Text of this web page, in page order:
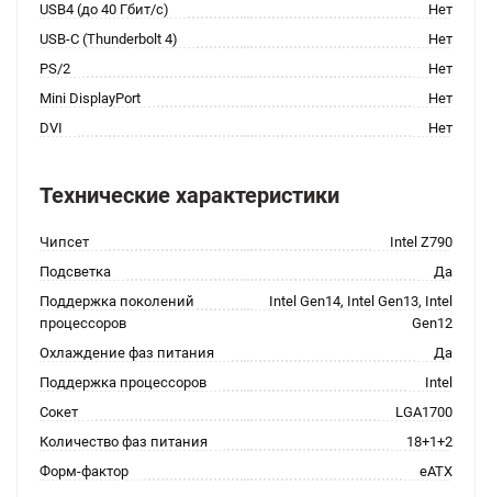
USB4 (до 40 Гбит/с)
Нет
USB-C (Thunderbolt 4)
Нет
PS/2
Нет
Mini DisplayPort
Нет
DVI
Нет
Технические характеристики
Чипсет
Intel Z790
Подсветка
Да
Поддержка поколений
процессоров
Intel Gen14, Intel Gen13, Intel
Gen12
Охлаждение фаз питания
Да
Поддержка процессоров
Intel
Сокет
LGA1700
Количество фаз питания
18+1+2
Форм-фактор
eATX